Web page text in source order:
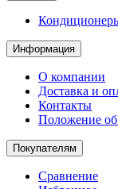
Информация
О компании
Доставка и
Контакты
Положение об
Покупателям
Сравнение